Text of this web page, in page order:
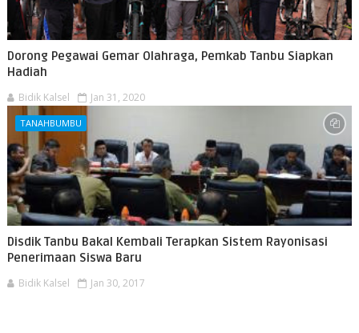
Dorong Pegawai Gemar Olahraga, Pemkab Tanbu Siapkan
Hadiah
Bidik Kalsel Jan 31, 2020
TANAHBUMBU
Disdik Tanbu Bakal Kembali Terapkan Sistem Rayonisasi
Penerimaan Siswa Baru
Bidik Kalsel Jan 30, 2017